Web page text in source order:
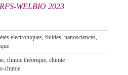
WELBIO 2023
électroniques, fluides, nanosciences,
chimie théorique, chimie
chimie